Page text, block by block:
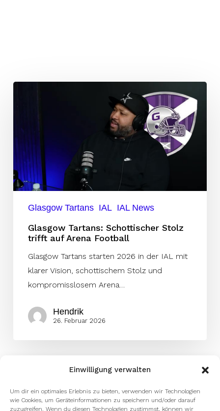
Einwilligung verwalten
Um dir ein optimales Erlebnis zu bieten, verwenden wir Technologien
wie Cookies, um Geräteinformationen zu speichern und/oder darauf
zuzugreifen. Wenn du diesen Technologien zustimmst, können wir
Stolz
trifft
auf
Arena
Football
Glasgow Tartans IAL IAL News
Glasgow Tartans: Schottischer Stolz
trifft auf Arena Football
Glasgow Tartans starten 2026 in der IAL mit
klarer Vision, schottischem Stolz und
kompromisslosem Arena…
Hendrik
26. Februar 2026